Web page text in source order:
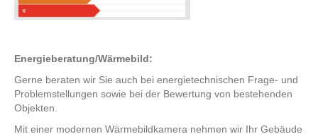
Energieberatung/Wärmebild:
Gerne beraten wir Sie auch bei energietechnischen Frage- und
Problemstellungen sowie bei der Bewertung von bestehenden
Objekten.
Mit einer modernen Wärmebildkamera nehmen wir Ihr Gebäude